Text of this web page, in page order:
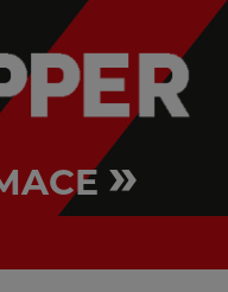
»